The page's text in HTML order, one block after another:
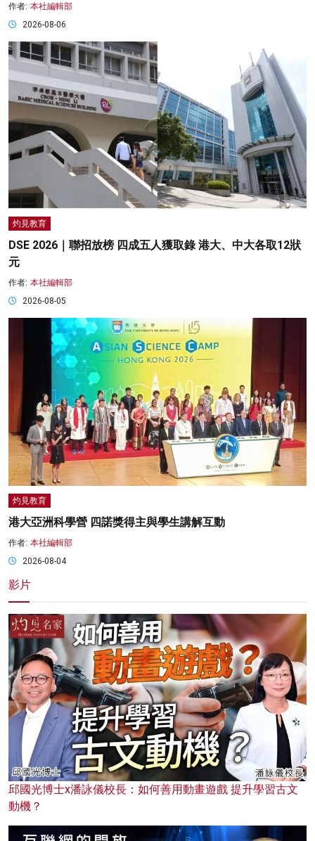
作者: 本社編輯部
2026-08-06
灼見教育
DSE 2026｜聯招放榜 四成五人獲取錄 港大、中大各取12狀
元
作者: 本社編輯部
2026-08-05
灼見教育
港大亞洲科學營 四諾獎得主與學生講解互動
作者: 本社編輯部
2026-08-04
影片
邱國光博士x潘詠儀校長：如何善用動畫遊戲 提升學習古文
動機？